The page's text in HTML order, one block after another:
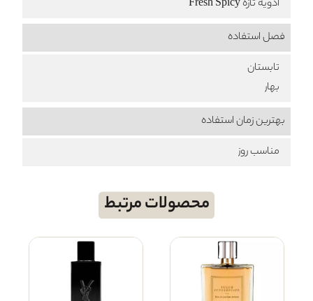
ادویه تازه Fresh Spicy
فصل استفاده
تابستان
بهار
بهترین زمان استفاده
مناسب روز
محصولات مرتبط